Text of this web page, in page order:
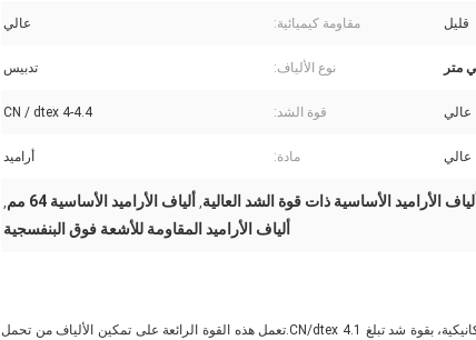
قليل مقاومة كيميائية: عالي
نوع الألياف: تدبيس
عالي قوة الشد: 4-4.4 CN / dtex
عالي مادة: أراميد
ألياف الأراميد الأساسية ذات قوة الشد العالية, ألياف الأراميد الأساسية 64 مم ,
ألياف الأراميد المقاومة للأشعة فوق البنفسجية
تتميز ألياف الأراميد الأساسية، التي تجسد مزيجًا استثنائيًا من السمات الميكانيكية، بقوة شد تبلغ 4.1 CN/dtex.تعمل هذه القوة الرائعة على تمكين الألياف من تحمل